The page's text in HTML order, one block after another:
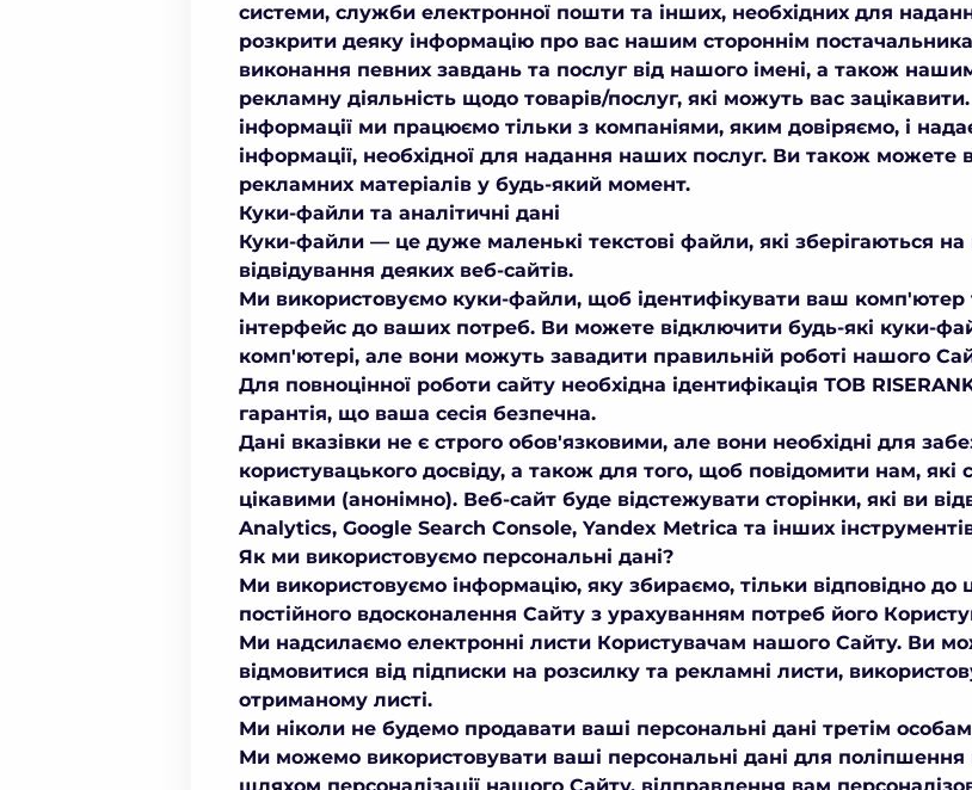
системи, служби електронної пошти та інших, необхідних для
розкрити деяку інформацію про вас нашим стороннім
виконання певних завдань та послуг від нашого імені, а також
рекламну діяльність щодо товарів/послуг, які можуть вас
інформації ми працюємо тільки з компаніями, яким довіряємо, і
інформації, необхідної для надання наших послуг. Ви також можете
рекламних матеріалів у будь-який момент.
Куки-файли та аналітичні дані
Куки-файли — це дуже маленькі текстові файли, які зберігаються
відвідування деяких веб-сайтів.
Ми використовуємо куки-файли, щоб ідентифікувати ваш комп'ютер
інтерфейс до ваших потреб. Ви можете відключити будь-які куки-
комп'ютері, але вони можуть завадити правильній роботі нашого
Для повноцінної роботи сайту необхідна ідентифікація ТОВ
гарантія, що ваша сесія безпечна.
Дані вказівки не є строго обов'язковими, але вони необхідні для
користувацького досвіду, а також для того, щоб повідомити нам, які
цікавими (анонімно). Веб-сайт буде відстежувати сторінки, які ви
Analytics, Google Search Console, Yandex Metrica та інших
Як ми використовуємо персональні дані?
Ми використовуємо інформацію, яку збираємо, тільки відповідно до
постійного вдосконалення Сайту з урахуванням потреб його
Ми надсилаємо електронні листи Користувачам нашого Сайту. Ви
відмовитися від підписки на розсилку та рекламні листи,
отриманому листі.
Ми ніколи не будемо продавати ваші персональні дані третім
Ми можемо використовувати ваші персональні дані для поліпшення